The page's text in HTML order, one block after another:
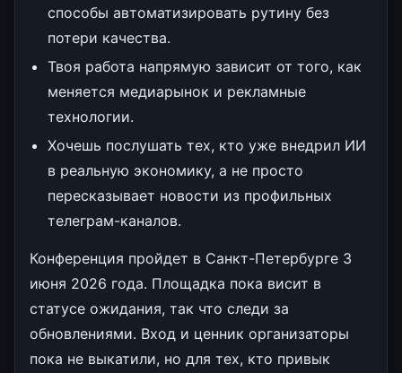
способы автоматизировать рутину без
потери качества.
Твоя работа напрямую зависит от того, как
меняется медиарынок и рекламные
технологии.
Хочешь послушать тех, кто уже внедрил ИИ
в реальную экономику, а не просто
пересказывает новости из профильных
телеграм-каналов.
Конференция пройдет в Санкт-Петербурге 3
июня 2026 года. Площадка пока висит в
статусе ожидания, так что следи за
обновлениями. Вход и ценник организаторы
пока не выкатили, но для тех, кто привык